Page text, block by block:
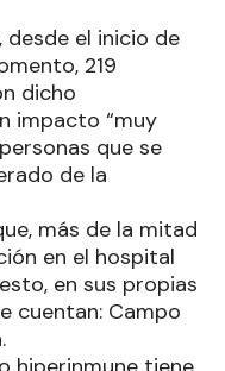
el inicio de
219
dicho
impacto “muy
que se
de la
más de la mitad
en el hospital
en sus propias
cuentan: Campo